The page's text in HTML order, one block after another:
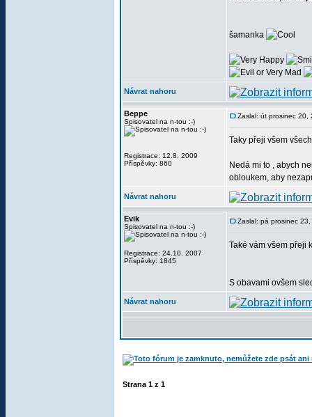
šamanka
Návrat nahoru
Beppe
Spisovatel na n-tou :-)
Registrace: 12.8. 2009
Příspěvky: 860
Zaslal: út prosinec 20,
Taky přeji všem
Nedá mi to , abych
obloukem, aby
Návrat nahoru
Evik
Spisovatel na n-tou :-)
Registrace: 24.10. 2007
Příspěvky: 1845
Zaslal: pá prosinec
Také vám všem přeji
S obavami ovšem
Návrat nahoru
Strana 1 z 1